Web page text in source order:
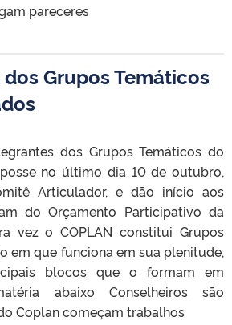
pareceres
Grupos Temáticos
dos Grupos Temáticos do
no último dia 10 de outubro,
Articulador, e dão início aos
do Orçamento Participativo da
vez o COPLAN constitui Grupos
em que funciona em sua plenitude,
blocos que o formam em
abaixo Conselheiros são
Coplan começam trabalhos